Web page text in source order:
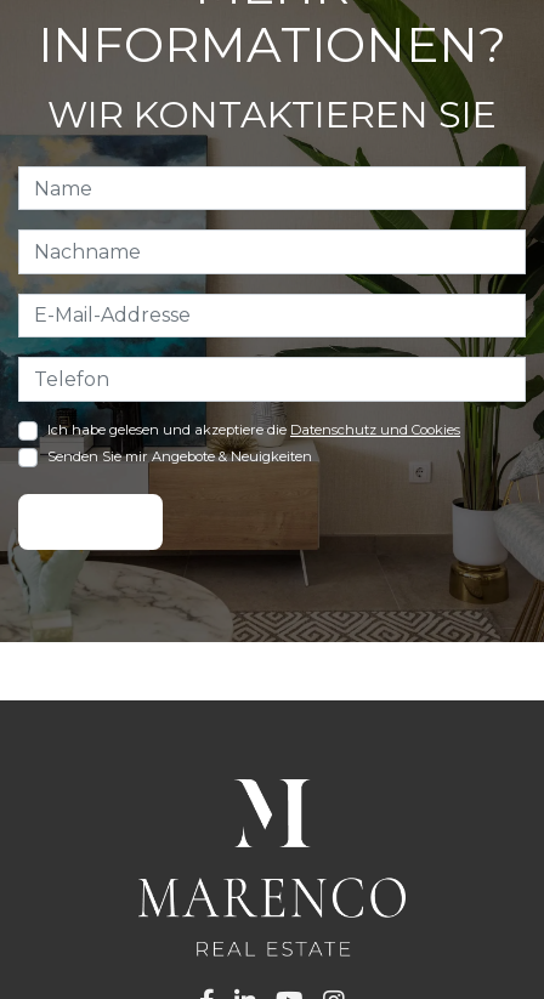
INFORMATIONEN?
WIR KONTAKTIEREN SIE
Ich habe gelesen und akzeptiere die Datenschutz und Cookies
Senden Sie mir Angebote & Neuigkeiten